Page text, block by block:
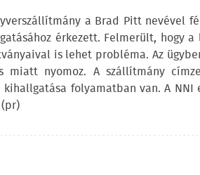
a Brad Pitt nevével
érkezett. Felmerült, hogy
is lehet probléma. Az
miatt nyomoz. A szállítmány
folyamatban van. A NNI